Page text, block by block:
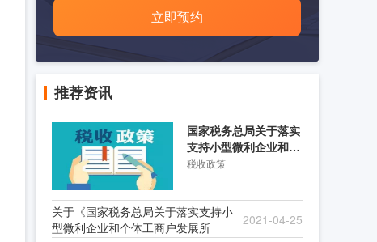
立即预约
推荐资讯
国家税务总局关于落实
支持小型微利企业和个
体工商户发展所得税优
税收政策
关于《国家税务总局关于落实支持小
型微利企业和个体工商户发展所
2021-04-25